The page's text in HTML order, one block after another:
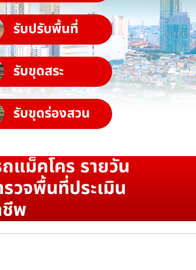
รับปรับพื้นที่
รับขุดสระ
รับขุดร่องสวน
แม็คโคร รายวัน
วจพื้นที่ประเมิน
ชีพ